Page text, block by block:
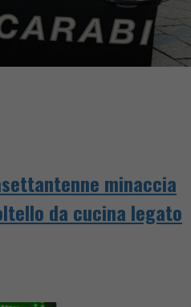
minaccia
da cucina legato